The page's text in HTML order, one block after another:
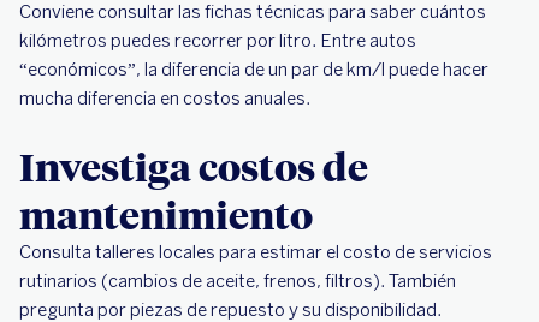
Conviene consultar las fichas técnicas para saber cuántos
kilómetros puedes recorrer por litro. Entre autos
“económicos”, la diferencia de un par de km/l puede hacer
mucha diferencia en costos anuales.
Investiga costos de
mantenimiento
Consulta talleres locales para estimar el costo de servicios
rutinarios (cambios de aceite, frenos, filtros). También
pregunta por piezas de repuesto y su disponibilidad.